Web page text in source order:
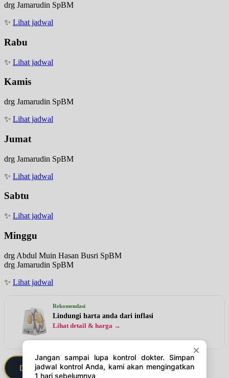
drg Jamarudin SpBM
✨ Lihat jadwal
Rabu
✨ Lihat jadwal
Kamis
drg Jamarudin SpBM
✨ Lihat jadwal
Jumat
drg Jamarudin SpBM
✨ Lihat jadwal
Sabtu
✨ Lihat jadwal
Minggu
drg Abdul Muin Hasan Busri SpBM
drg Jamarudin SpBM
✨ Lihat jadwal
Rekomendasi
Lindungi harta anda dari inflasi
Lihat detail & harga →
Daftarkan Saya via Member VIP